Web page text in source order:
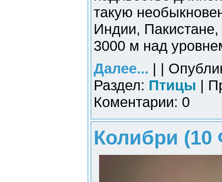
такую
Индии,
3000 м над
Далее... | |
Раздел: Птицы |
Коментарии: 0
Колибри (10